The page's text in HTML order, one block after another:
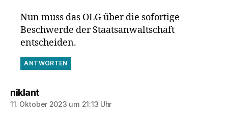
Nun muss das OLG über die sofortige
Beschwerde der Staatsanwaltschaft
entscheiden.
ANTWORTEN
niklantsagt:
11. Oktober 2023 um 21:13 Uhr